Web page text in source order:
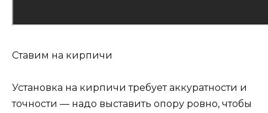
Ставим на кирпичи
Установка на кирпичи требует аккуратности и
точности — надо выставить опору ровно, чтобы